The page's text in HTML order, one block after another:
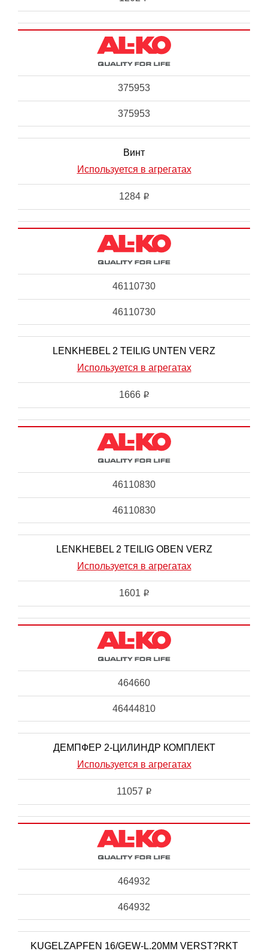
375953
375953
Винт
Используется в агрегатах
1284 i
46110730
46110730
LENKHEBEL 2 TEILIG UNTEN VERZ
Используется в агрегатах
1666 i
46110830
46110830
LENKHEBEL 2 TEILIG OBEN VERZ
Используется в агрегатах
1601 i
464660
46444810
ДЕМПФЕР 2-ЦИЛИНДР КОМПЛЕКТ
Используется в агрегатах
11057 i
464932
464932
KUGELZAPFEN 16/GEW-L.20MM VERST?RKT